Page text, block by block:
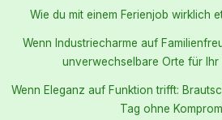
Wie du mit einem Ferienjob wirklich
Wenn Industriecharme auf
unverwechselbare Orte für Ihr
Wenn Eleganz auf Funktion trifft:
Tag ohne